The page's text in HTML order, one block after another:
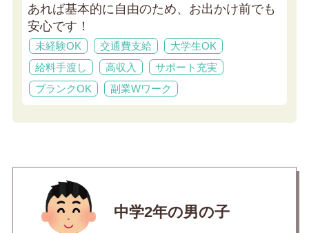
あれば基本的に自由のため、お出かけ前でも
安心です！
未経験OK 交通費支給
大学生OK
給料手渡し
高収入
サポート充実
ブランクOK
副業Wワーク
中学2年の男の子